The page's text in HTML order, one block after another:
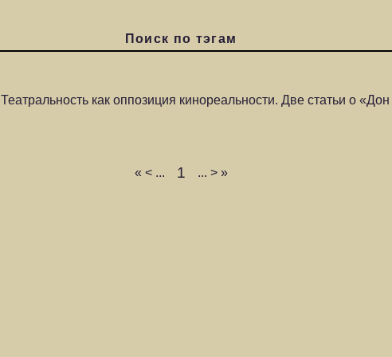
Поиск по тэгам
Театральность как оппозиция кинореальности. Две статьи о
« < ... 1 ... > »